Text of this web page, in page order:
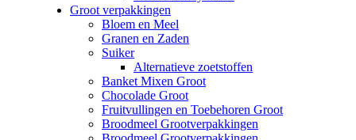
Groot verpakkingen
Bloem en Meel
Granen en Zaden
Suiker
Alternatieve zoetstoffen
Banket Mixen Groot
Chocolade Groot
Fruitvullingen en Toebehoren Groot
Broodmeel Grootverpakkingen